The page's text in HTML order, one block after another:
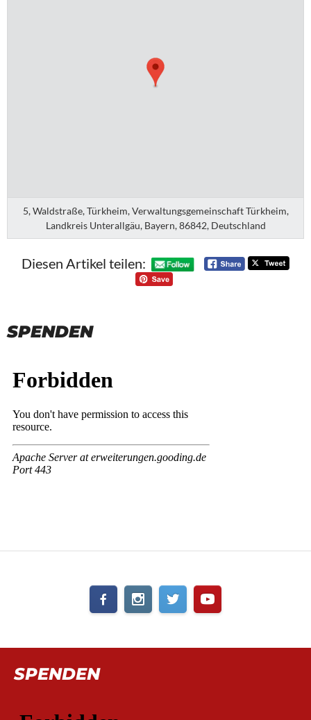
5, Waldstraße, Türkheim, Verwaltungsgemeinschaft Türkheim,
Landkreis Unterallgäu, Bayern, 86842, Deutschland
Diesen Artikel teilen:
SPENDEN
SPENDEN